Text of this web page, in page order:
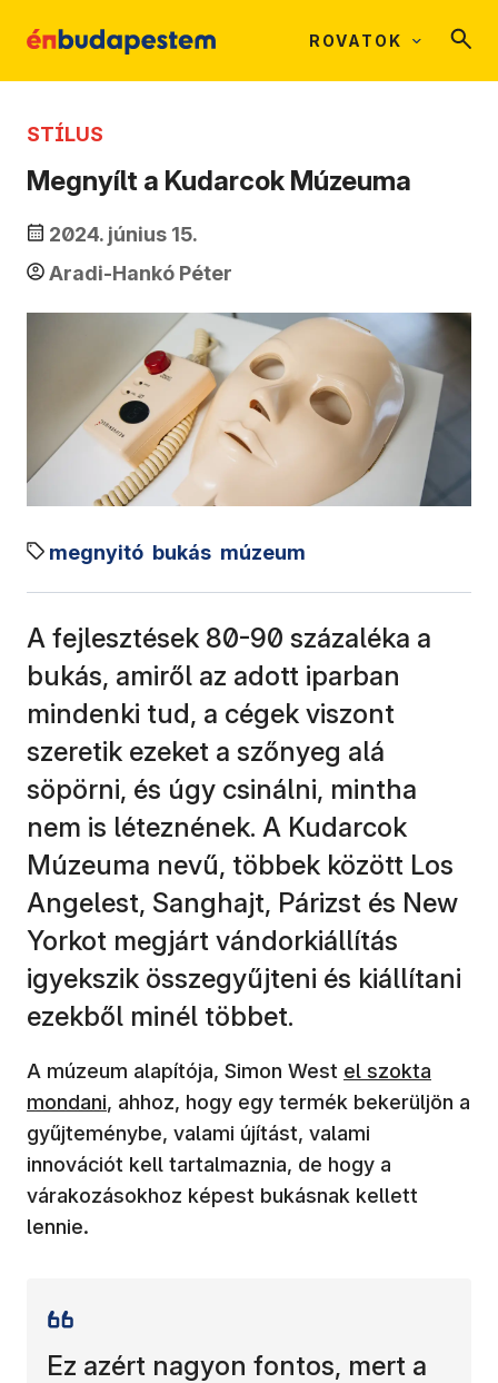
ROVATOK
STÍLUS
Megnyílt a Kudarcok Múzeuma
2024. június 15.
Aradi-Hankó Péter
megnyitó bukás múzeum
A fejlesztések 80-90 százaléka a
bukás, amiről az adott iparban
mindenki tud, a cégek viszont
szeretik ezeket a szőnyeg alá
söpörni, és úgy csinálni, mintha
nem is léteznének. A Kudarcok
Múzeuma nevű, többek között Los
Angelest, Sanghajt, Párizst és New
Yorkot megjárt vándorkiállítás
igyekszik összegyűjteni és kiállítani
ezekből minél többet.
A múzeum alapítója, Simon West (új ablakban
el szokta
mondani, ahhoz, hogy egy termék bekerüljön a
gyűjteménybe, valami újítást, valami
innovációt kell tartalmaznia, de hogy a
várakozásokhoz képest bukásnak kellett
lennie.
Ez azért nagyon fontos, mert a